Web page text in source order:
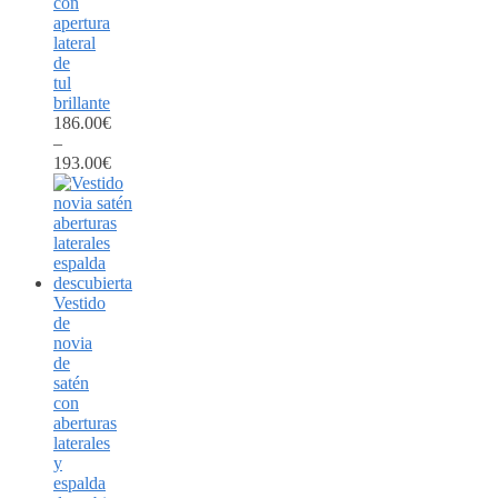
apertura
lateral
de
tul
brillante
186.00€
–
193.00€
Vestido
de
novia
de
satén
con
aberturas
laterales
y
espalda